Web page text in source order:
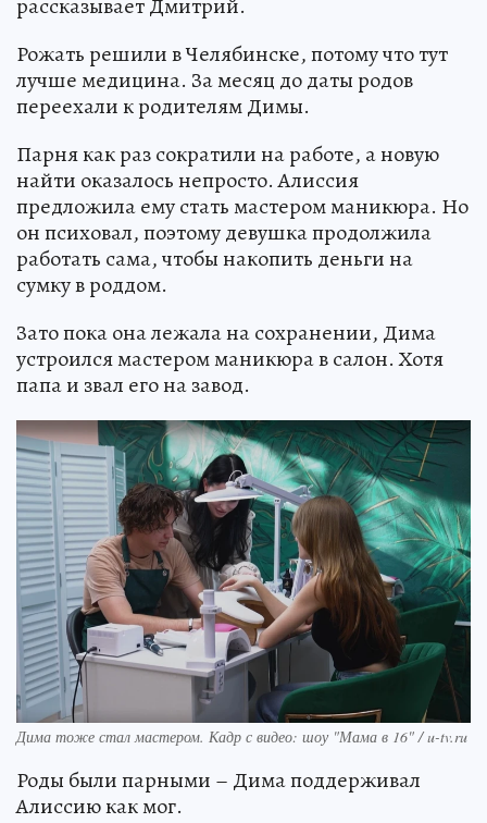
Рожать решили в Челябинске, потому что тут
лучше медицина. За месяц до даты родов
переехали к родителям Димы.
Парня как раз сократили на работе, а новую
найти оказалось непросто. Алиссия
предложила ему стать мастером маникюра. Но
он психовал, поэтому девушка продолжила
работать сама, чтобы накопить деньги на
сумку в роддом.
Зато пока она лежала на сохранении, Дима
устроился мастером маникюра в салон. Хотя
папа и звал его на завод.
Дима тоже стал мастером. Кадр с видео: шоу "Мама в 16" / u-tv.ru
Роды были парными – Дима поддерживал
Алиссию как мог.